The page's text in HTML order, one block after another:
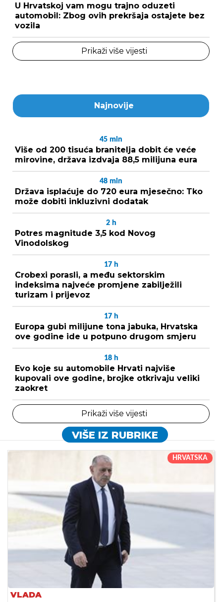
U Hrvatskoj vam mogu trajno oduzeti
automobil: Zbog ovih prekršaja ostajete bez
vozila
Prikaži više vijesti
Najnovije
45 min
Više od 200 tisuća branitelja dobit će veće
mirovine, država izdvaja 88,5 milijuna eura
48 min
Država isplaćuje do 720 eura mjesečno: Tko
može dobiti inkluzivni dodatak
2 h
Potres magnitude 3,5 kod Novog
Vinodolskog
17 h
Crobexi porasli, a među sektorskim
indeksima najveće promjene zabilježili
turizam i prijevoz
17 h
Europa gubi milijune tona jabuka, Hrvatska
ove godine ide u potpuno drugom smjeru
18 h
Evo koje su automobile Hrvati najviše
kupovali ove godine, brojke otkrivaju veliki
zaokret
Prikaži više vijesti
VIŠE IZ RUBRIKE
HRVATSKA
VLADA